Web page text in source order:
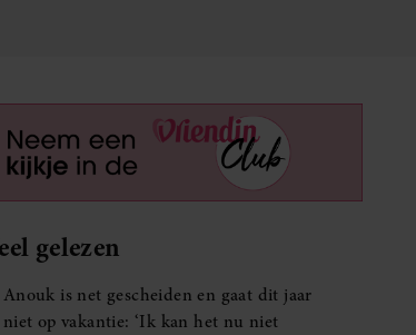
gelezen
Anouk is net gescheiden en gaat dit jaar
niet op vakantie: ‘Ik kan het nu niet